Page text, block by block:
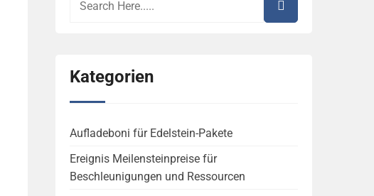
Kategorien
Aufladeboni für Edelstein-Pakete
Ereignis Meilensteinpreise für
Beschleunigungen und Ressourcen